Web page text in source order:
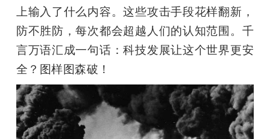
上输入了什么内容。这些攻击手段花样翻新，
防不胜防，每次都会超越人们的认知范围。千
言万语汇成一句话：科技发展让这个世界更安
全？图样图森破！